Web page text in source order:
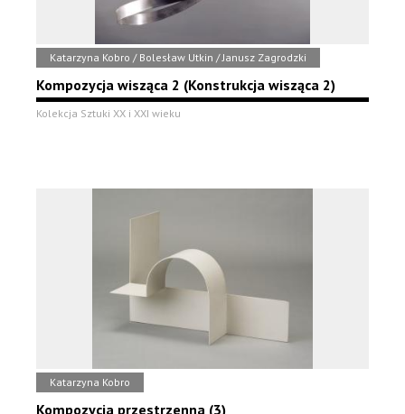
Katarzyna Kobro / Bolesław Utkin / Janusz Zagrodzki
Kompozycja wisząca 2 (Konstrukcja wisząca 2)
Kolekcja Sztuki XX i XXI wieku
Katarzyna Kobro
Kompozycja przestrzenna (3)